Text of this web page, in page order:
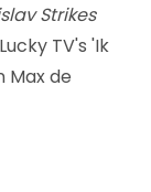
Strikes
TV's 'Ik
Max de